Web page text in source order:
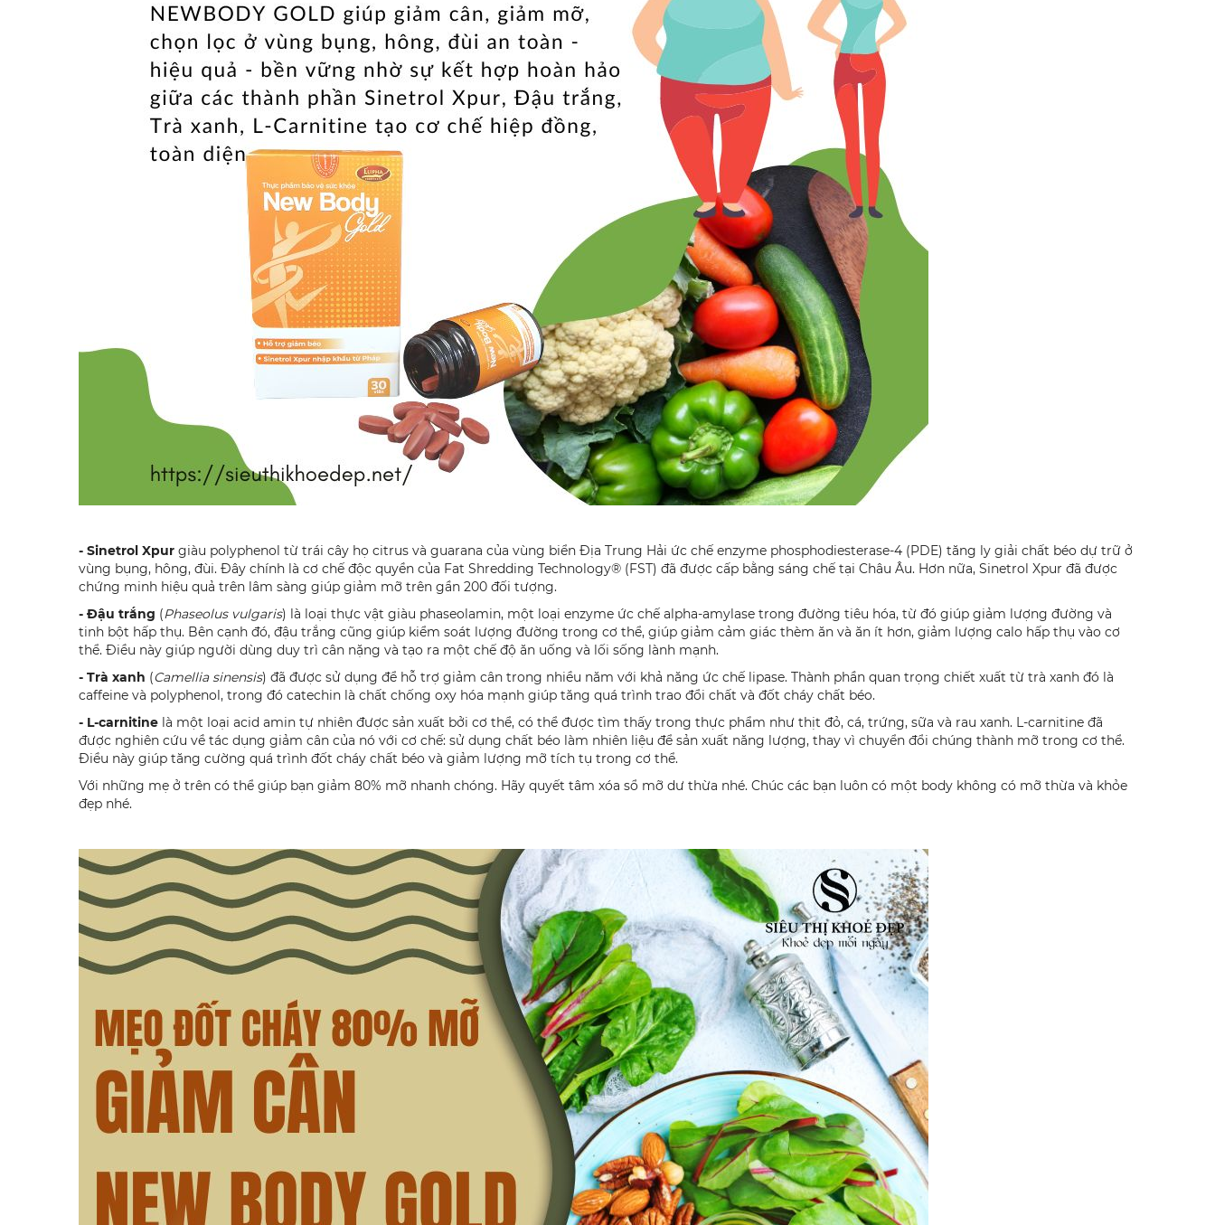
- Sinetrol Xpur giàu polyphenol từ trái cây họ citrus và guarana của vùng biển Địa Trung Hải ức chế enzyme phosphodiesterase-4 (PDE) tăng ly giải chất béo dự trữ ở
vùng bụng, hông, đùi. Đây chính là cơ chế độc quyền của Fat Shredding Technology® (FST) đã được cấp bằng sáng chế tại Châu Âu. Hơn nữa, Sinetrol Xpur đã được
chứng minh hiệu quả trên lâm sàng giúp giảm mỡ trên gần 200 đối tượng.
- Đậu trắng (Phaseolus vulgaris) là loại thực vật giàu phaseolamin, một loại enzyme ức chế alpha-amylase trong đường tiêu hóa, từ đó giúp giảm lượng đường và
tinh bột hấp thụ. Bên cạnh đó, đậu trắng cũng giúp kiểm soát lượng đường trong cơ thể, giúp giảm cảm giác thèm ăn và ăn ít hơn, giảm lượng calo hấp thụ vào cơ
thể. Điều này giúp người dùng duy trì cân nặng và tạo ra một chế độ ăn uống và lối sống lành mạnh.
- Trà xanh (Camellia sinensis) đã được sử dụng để hỗ trợ giảm cân trong nhiều năm với khả năng ức chế lipase. Thành phần quan trọng chiết xuất từ trà xanh đó là
caffeine và polyphenol, trong đó catechin là chất chống oxy hóa mạnh giúp tăng quá trình trao đổi chất và đốt cháy chất béo.
- L-carnitine là một loại acid amin tự nhiên được sản xuất bởi cơ thể, có thể được tìm thấy trong thực phẩm như thịt đỏ, cá, trứng, sữa và rau xanh. L-carnitine đã
được nghiên cứu về tác dụng giảm cân của nó với cơ chế: sử dụng chất béo làm nhiên liệu để sản xuất năng lượng, thay vì chuyển đổi chúng thành mỡ trong cơ thể.
Điều này giúp tăng cường quá trình đốt cháy chất béo và giảm lượng mỡ tích tụ trong cơ thể.
Với những mẹ ở trên có thể giúp bạn giảm 80% mỡ nhanh chóng. Hãy quyết tâm xóa sổ mỡ dư thừa nhé. Chúc các bạn luôn có một body không có mỡ thừa và khỏe
đẹp nhé.